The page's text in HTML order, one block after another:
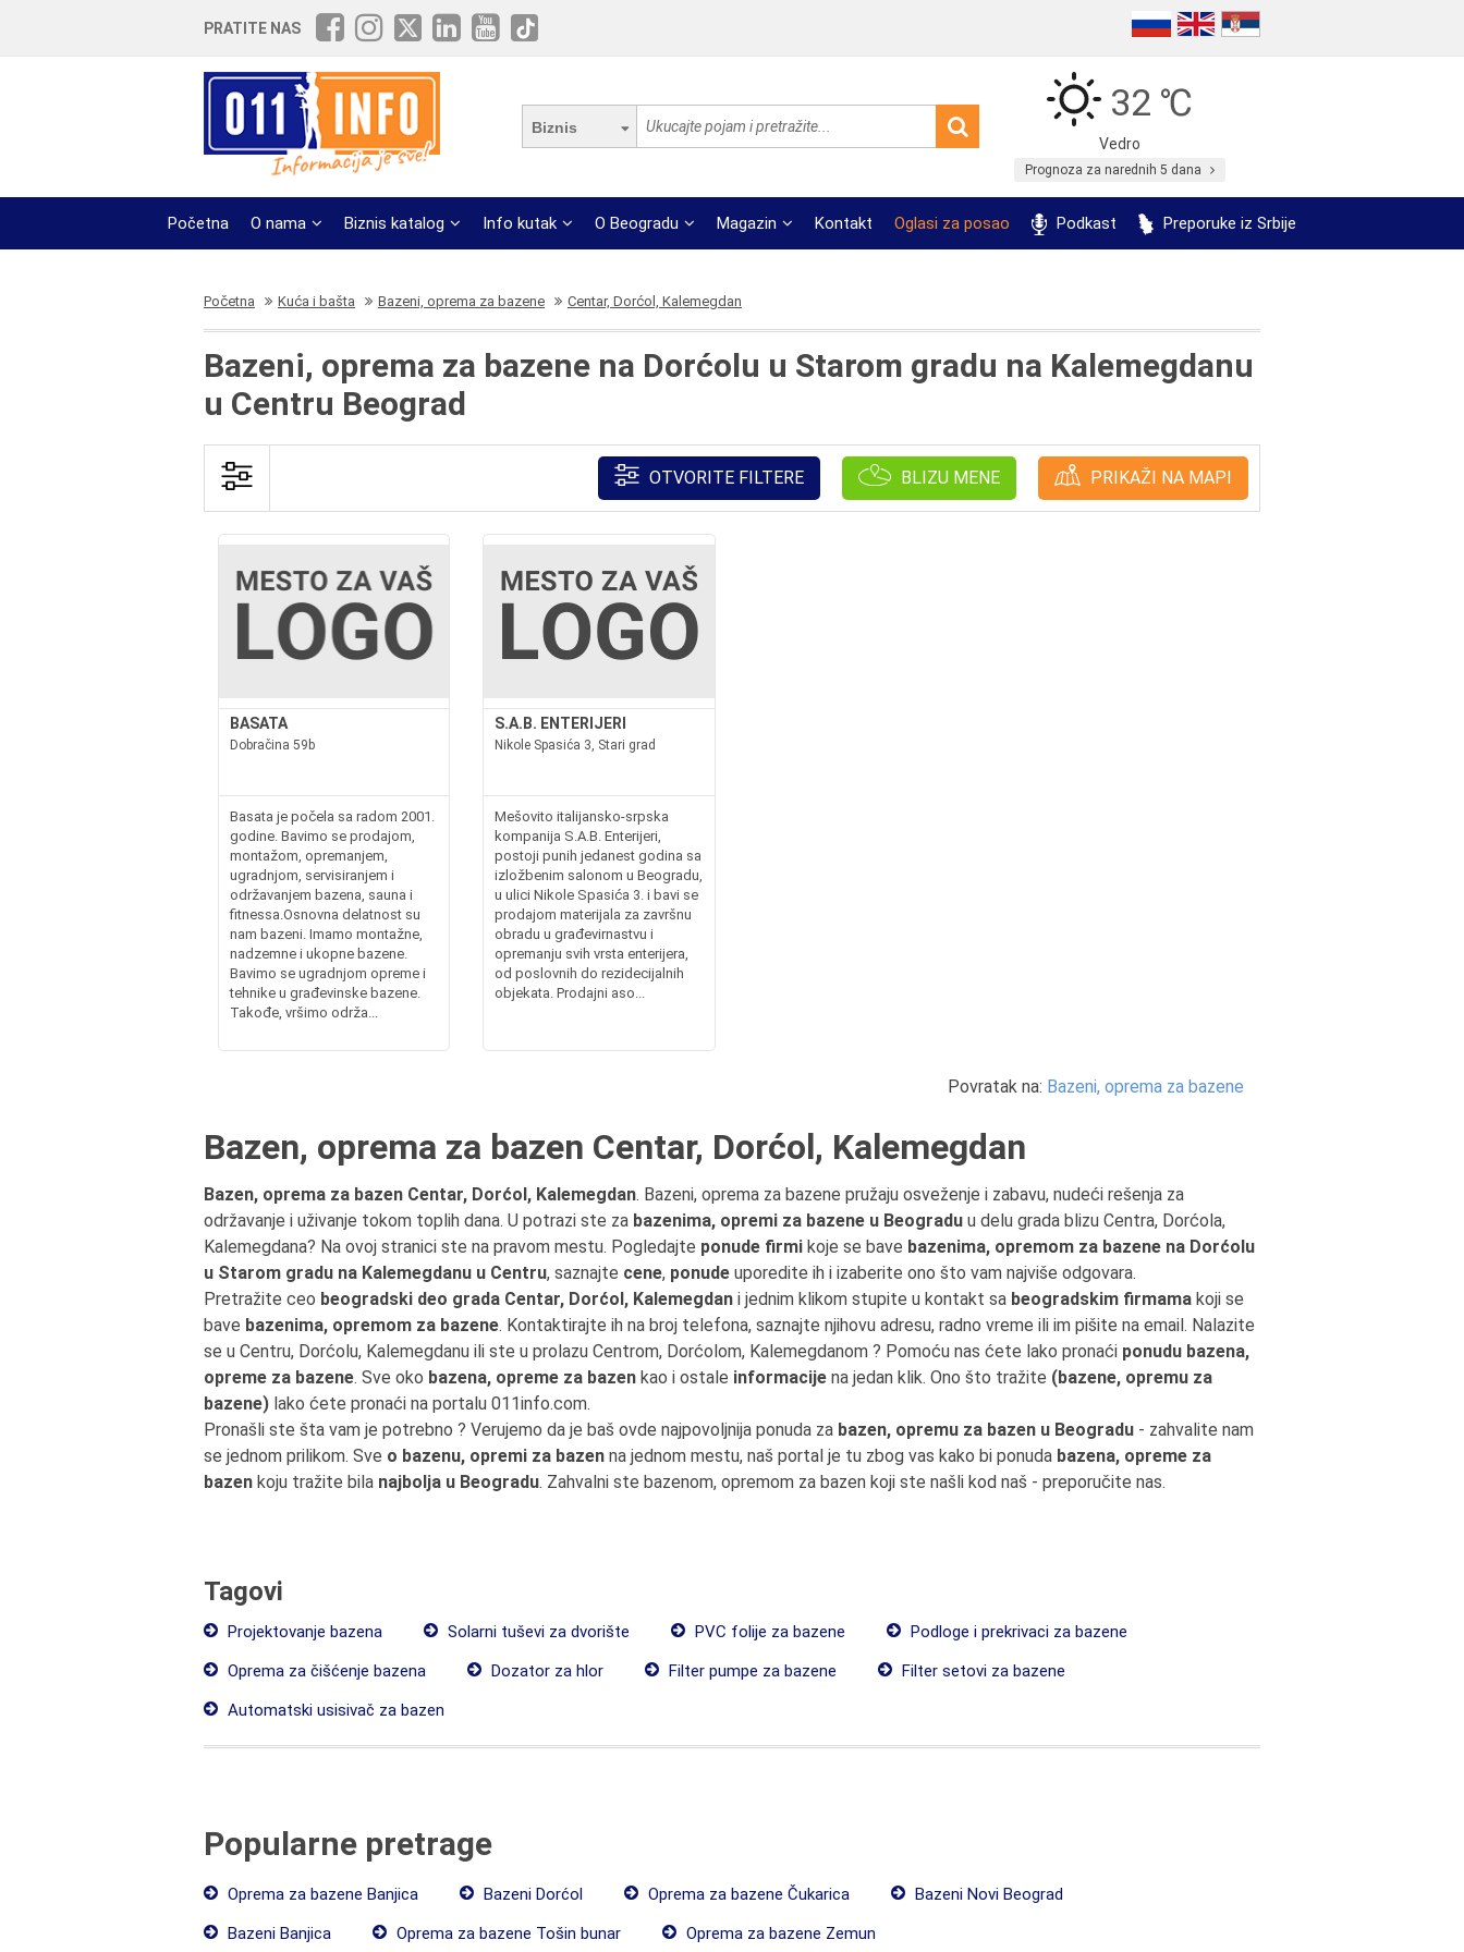
PRATITE NAS
Biznis
32 ℃
Vedro
Prognoza za narednih 5 dana
Početna O nama Biznis katalog Info kutak O Beogradu Magazin Kontakt Oglasi za posao Podkast Preporuke iz Srbije
Početna Kuća i bašta Bazeni, oprema za bazene Centar, Dorćol, Kalemegdan
Bazeni, oprema za bazene na Dorćolu u Starom gradu na Kalemegdanu
u Centru Beograd
OTVORITE FILTERE BLIZU MENE PRIKAŽI NA MAPI
BASATA
Dobračina 59b
Basata je počela sa radom 2001.
godine. Bavimo se prodajom,
montažom, opremanjem,
ugradnjom, servisiranjem i
održavanjem bazena, sauna i
fitnessa.Osnovna delatnost su
nam bazeni. Imamo montažne,
nadzemne i ukopne bazene.
Bavimo se ugradnjom opreme i
tehnike u građevinske bazene.
Takođe, vršimo održa...
S.A.B. ENTERIJERI
Nikole Spasića 3, Stari grad
Mešovito italijansko-srpska
kompanija S.A.B. Enterijeri,
postoji punih jedanest godina sa
izložbenim salonom u Beogradu,
u ulici Nikole Spasića 3. i bavi se
prodajom materijala za završnu
obradu u građevirnastvu i
opremanju svih vrsta enterijera,
od poslovnih do rezidecijalnih
objekata. Prodajni aso...
Povratak na: Bazeni, oprema za bazene
Bazen, oprema za bazen Centar, Dorćol, Kalemegdan
Bazen, oprema za bazen Centar, Dorćol, Kalemegdan. Bazeni, oprema za bazene pružaju osveženje i zabavu, nudeći rešenja za
održavanje i uživanje tokom toplih dana. U potrazi ste za bazenima, opremi za bazene u Beogradu u delu grada blizu Centra, Dorćola,
Kalemegdana? Na ovoj stranici ste na pravom mestu. Pogledajte ponude firmi koje se bave bazenima, opremom za bazene na Dorćolu
u Starom gradu na Kalemegdanu u Centru, saznajte cene, ponude uporedite ih i izaberite ono što vam najviše odgovara.
Pretražite ceo beogradski deo grada Centar, Dorćol, Kalemegdan i jednim klikom stupite u kontakt sa beogradskim firmama koji se
bave bazenima, opremom za bazene. Kontaktirajte ih na broj telefona, saznajte njihovu adresu, radno vreme ili im pišite na email. Nalazite
se u Centru, Dorćolu, Kalemegdanu ili ste u prolazu Centrom, Dorćolom, Kalemegdanom ? Pomoću nas ćete lako pronaći ponudu bazena,
opreme za bazene. Sve oko bazena, opreme za bazen kao i ostale informacije na jedan klik. Ono što tražite (bazene, opremu za
bazene) lako ćete pronaći na portalu 011info.com.
Pronašli ste šta vam je potrebno ? Verujemo da je baš ovde najpovoljnija ponuda za bazen, opremu za bazen u Beogradu - zahvalite nam
se jednom prilikom. Sve o bazenu, opremi za bazen na jednom mestu, naš portal je tu zbog vas kako bi ponuda bazena, opreme za
bazen koju tražite bila najbolja u Beogradu. Zahvalni ste bazenom, opremom za bazen koji ste našli kod naš - preporučite nas.
Tagovi
Projektovanje bazena Solarni tuševi za dvorište PVC folije za bazene
Podloge i prekrivaci za bazene
Oprema za čišćenje bazena
Dozator za hlor Filter pumpe za bazene
Filter setovi za bazene
Automatski usisivač za bazen
Popularne pretrage
Oprema za bazene Banjica Bazeni Dorćol Oprema za bazene Čukarica
Bazeni Novi Beograd
Bazeni Banjica
Oprema za bazene Tošin bunar Oprema za bazene Zemun